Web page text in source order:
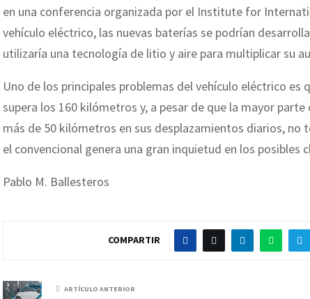
en una conferencia organizada por el Institute for
vehículo eléctrico, las nuevas baterías se podrían
utilizaría una tecnología de litio y aire para multiplicar su
Uno de los principales problemas del vehículo eléctrico es
supera los 160 kilómetros y, a pesar de que la mayor parte
más de 50 kilómetros en sus desplazamientos diarios, no
el convencional genera una gran inquietud en los posibles
Pablo M. Ballesteros
COMPARTIR
ARTÍCULO ANTERIOR